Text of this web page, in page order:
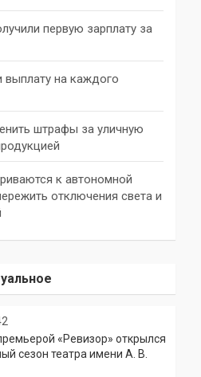
первую зарплату за
на каждого
штрафы за уличную
к автономной
отключения света и
«Ревизор» открылся
сезон театра имени А. В.